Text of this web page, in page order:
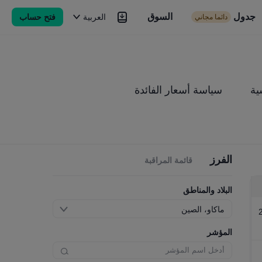
جدول دائما مجاني السوق العربية فتح حساب السوق
سياسة أسعار الفائدة
الفرز قائمة المراقبة
البلاد والمناطق
ماكاو، الصين
المؤشر